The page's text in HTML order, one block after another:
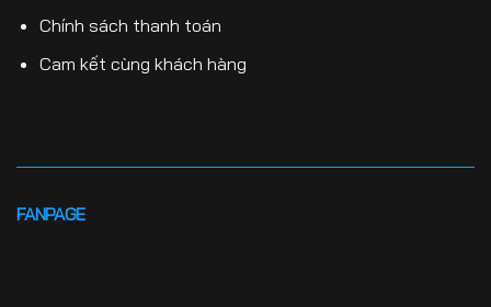
Chính sách thanh toán
Cam kết cùng khách hàng
FANPAGE